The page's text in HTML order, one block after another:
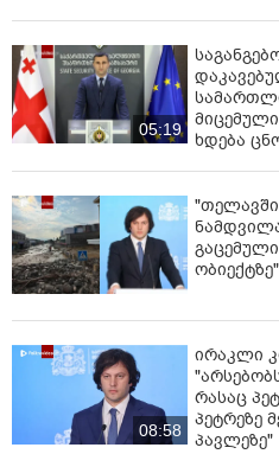
05:19
ხდება
08:58
ირაკლი
რასაც
პეტრეზე
პავლეზე"